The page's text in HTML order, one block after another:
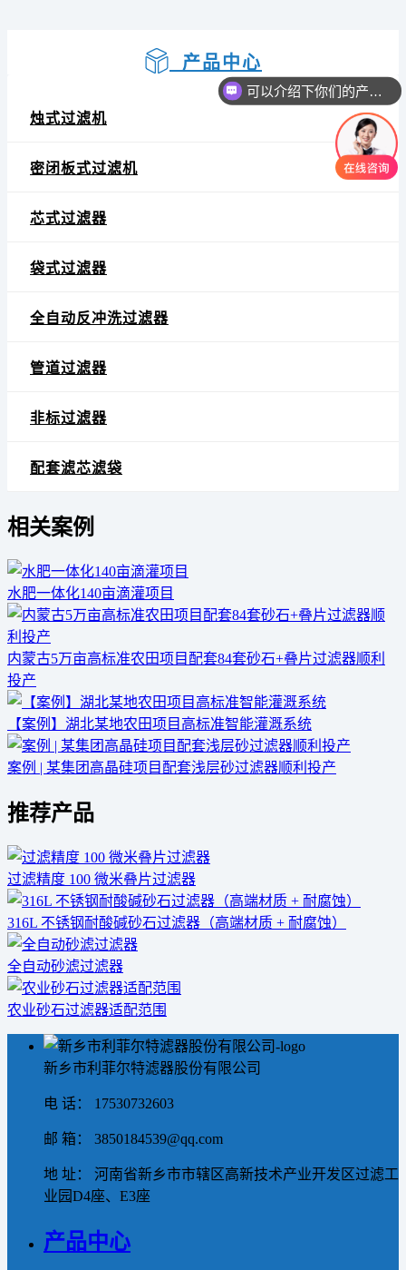
产品中心
烛式过滤机
密闭板式过滤机
芯式过滤器
袋式过滤器
全自动反冲洗过滤器
管道过滤器
非标过滤器
配套滤芯滤袋
相关案例
水肥一体化140亩滴灌项目
内蒙古5万亩高标准农田项目配套84套砂石+叠片过滤器顺利
投产
【案例】湖北某地农田项目高标准智能灌溉系统
案例 | 某集团高晶硅项目配套浅层砂过滤器顺利投产
推荐产品
过滤精度 100 微米叠片过滤器
316L 不锈钢耐酸碱砂石过滤器（高端材质 + 耐腐蚀）
全自动砂滤过滤器
农业砂石过滤器适配范围
新乡市利菲尔特滤器股份有限公司
电 话： 17530732603
邮 箱： 3850184539@qq.com
地 址： 河南省新乡市市辖区高新技术产业开发区过滤工
业园D4座、E3座
产品中心